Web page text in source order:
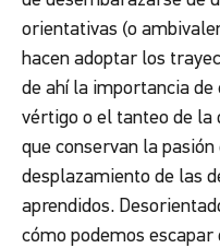
orientativas (o
hacen adoptar los
de ahí la importancia
vértigo o el tanteo de la
que conservan la
desplazamiento de las
aprendidos.
cómo podemos